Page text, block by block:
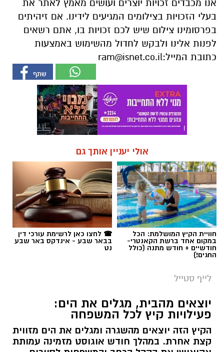
אנו מכבדים זכויות יוצרים ועושים מאמץ לאתר את
בעלי הזכויות בצילומים המגיעים לידינו. אם זיהיתים
בפרסומינו צילום שיש לכם זכויות בו, אתם רשאים
לפנות אלינו ולבקש לחדול מהשימוש באמצעות
כתובת המייל:ram@isnet.co.il
אולי יעניין אותך גם
חוויית הקיץ המושלמת: הכל
במקום אחד ברשת הקאנטרי-
חודשיים + חודש מתנה (כולל
החגים!)
☎ לחצו כאן לרשימת עורכי דין
בבאר שבע - אינדקס באר שבע
נט
לייף סטייל
יוצאים מהבית, מגלים את הים:
פעילויות קיץ לכל המשפחה
הקיץ הזה יוצאים מהשגרה ומגלים את הים מזווית
קצת אחרת. במהלך חודש אוגוסט מזמינה עמותת